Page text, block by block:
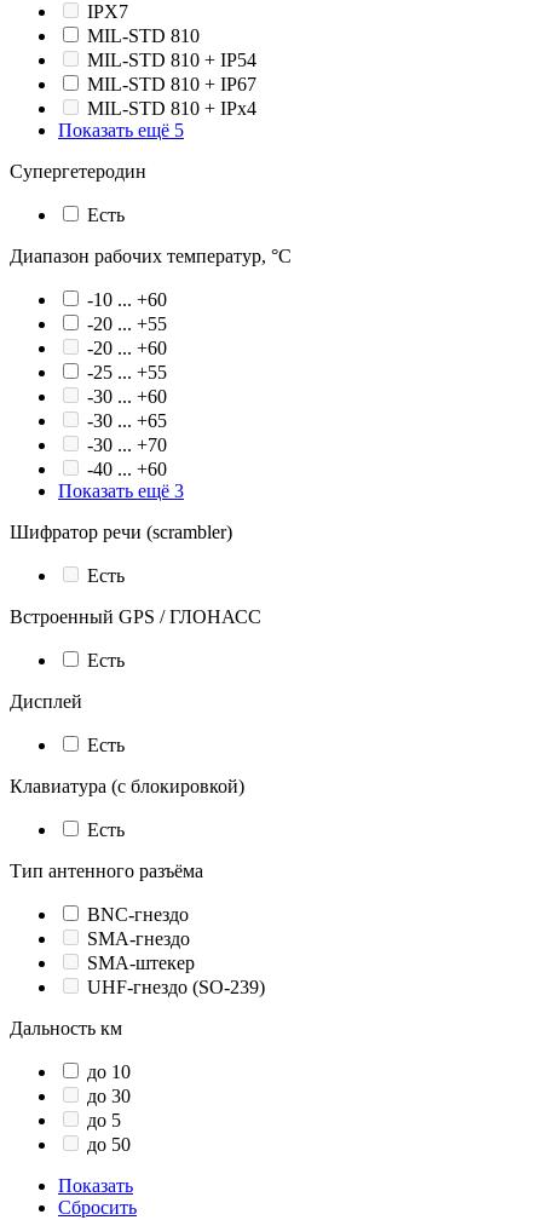
IPX7
MIL-STD 810
MIL-STD 810 + IP54
MIL-STD 810 + IP67
MIL-STD 810 + IPx4
Показать ещё 5
Супергетеродин
Есть
Диапазон рабочих температур, °С
-10 ... +60
-20 ... +55
-20 ... +60
-25 ... +55
-30 ... +60
-30 ... +65
-30 ... +70
-40 ... +60
Показать ещё 3
Шифратор речи (scrambler)
Есть
Встроенный GPS / ГЛОНАСС
Есть
Дисплей
Есть
Клавиатура (с блокировкой)
Есть
Тип антенного разъёма
BNC-гнездо
SMA-гнездо
SMA-штекер
UHF-гнездо (SO-239)
Дальность км
до 10
до 30
до 5
до 50
Показать
Сбросить